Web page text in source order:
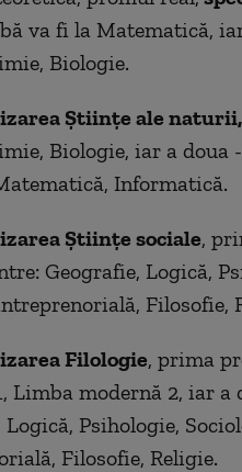
va fi la Matematică,
Biologie.
Ştiinţe ale naturii,
Biologie, iar a doua
Informatică.
Ştiinţe sociale,
Geografie, Logică,
Filosofie,
Filologie, prima
Limba modernă 2, iar
Logică, Psihologie,
Filosofie, Religie.